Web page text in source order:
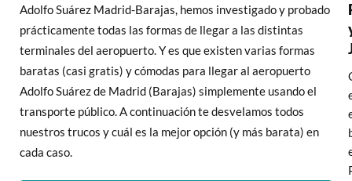
Adolfo Suárez Madrid-Barajas, hemos investigado y probado
prácticamente todas las formas de llegar a las distintas
terminales del aeropuerto. Y es que existen varias formas
baratas (casi gratis) y cómodas para llegar al aeropuerto
Adolfo Suárez de Madrid (Barajas) simplemente usando el
transporte público. A continuación te desvelamos todos
nuestros trucos y cuál es la mejor opción (y más barata) en
cada caso.